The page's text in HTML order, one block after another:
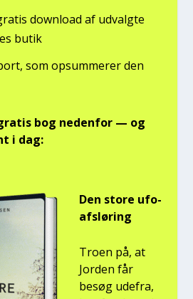
down­lo­ad af udvalg­te
butik
som opsum­me­rer den
bog neden­for — og
i dag:
Den sto­re ufo-
afslø­ring
Tro­en på, at
Jor­den får
besøg ude­fra,